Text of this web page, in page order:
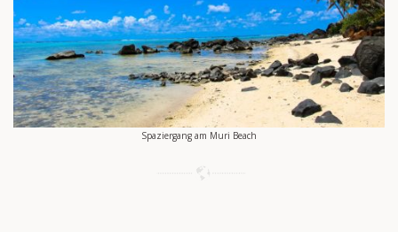
Spaziergang am Muri Beach